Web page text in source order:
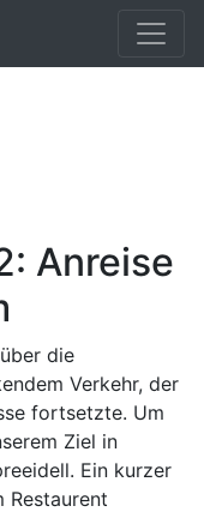
Anreise
die
Verkehr, der
fortsetzte. Um
Ziel in
Ein kurzer
Restaurent